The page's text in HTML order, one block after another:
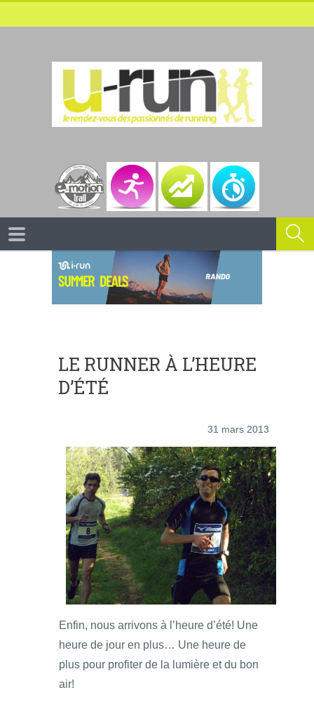
LE RUNNER À L’HEURE
D’ÉTÉ
31 mars 2013
Enfin, nous arrivons à l’heure d’été! Une
heure de jour en plus… Une heure de
plus pour profiter de la lumière et du bon
air!